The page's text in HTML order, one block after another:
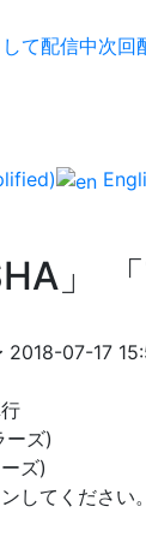
て配信中次回
」
2018-07-17
ーズ)
ズ)
してください。